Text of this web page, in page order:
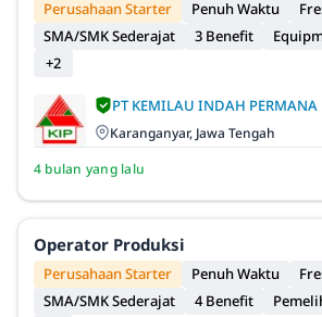
Perusahaan Starter
Penuh Waktu
SMA/SMK Sederajat
3 Benefit
+2
PT KEMILAU INDAH PERMANA
Karanganyar, Jawa Tengah
4 bulan yang lalu
Operator Produksi
Perusahaan Starter
Penuh Waktu
SMA/SMK Sederajat
4 Benefit